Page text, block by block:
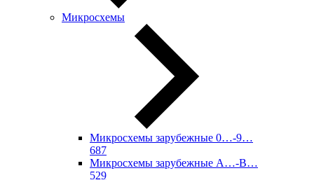
Микросхемы
Микросхемы зарубежные 0…-9…
687
Микросхемы зарубежные A…-B…
529